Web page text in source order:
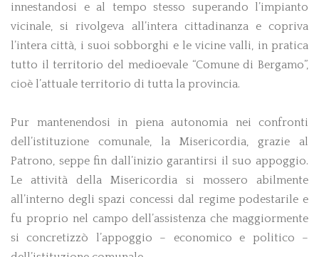
1300
piena autonomia nei
confronti dell’istituzione
comunale, la
dall’inizio garantirsi il suo appoggio. Le
attività della Misericordia si mossero
abilmente all’interno degli spazi concessi dal
regime podestarile e fu proprio nel campo
dell’assistenza che maggiormente si
concretizzò l’appoggio – economico e
politico – dell’istituzione comunale. La MIA
era diventato un organismo complementare
della pubblica amministrazione: alla
innestandosi e al tempo stesso superando l’impianto
vicinale, si rivolgeva all’intera cittadinanza e copriva
l’intera città, i suoi sobborghi e le vicine valli, in pratica
tutto il territorio del medioevale “Comune di Bergamo”,
cioè l’attuale territorio di tutta la provincia.
Pur mantenendosi in piena autonomia nei confronti
dell’istituzione comunale, la Misericordia, grazie al
Patrono, seppe fin dall’inizio garantirsi il suo appoggio.
Le attività della Misericordia si mossero abilmente
all’interno degli spazi concessi dal regime podestarile e
fu proprio nel campo dell’assistenza che maggiormente
si concretizzò l’appoggio – economico e politico –